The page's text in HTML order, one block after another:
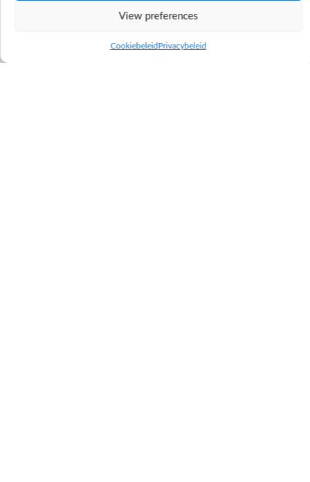
View preferences
CookiebeleidPrivacybeleid
Vacature: Foktechnisch adviseur